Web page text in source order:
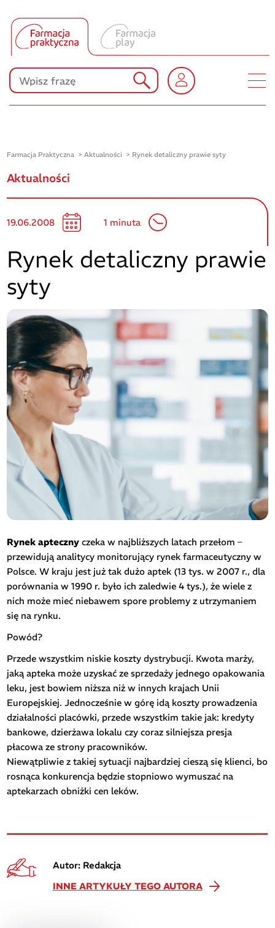
Produkty Polpharmy
KONKURSY
Farmacja Praktyczna Aktualności Rynek detaliczny prawie syty
Aktualności
19.06.2008 1 minuta
Rynek detaliczny prawie
syty
Rynek apteczny czeka w najbliższych latach przełom –
przewidują analitycy monitorujący rynek farmaceutyczny w
Polsce. W kraju jest już tak dużo aptek (13 tys. w 2007 r., dla
porównania w 1990 r. było ich zaledwie 4 tys.), że wiele z
nich może mieć niebawem spore problemy z utrzymaniem
się na rynku.
Powód?
Przede wszystkim niskie koszty dystrybucji. Kwota marży,
jaką apteka może uzyskać ze sprzedaży jednego opakowania
leku, jest bowiem niższa niż w innych krajach Unii
Europejskiej. Jednocześnie w górę idą koszty prowadzenia
działalności placówki, przede wszystkim takie jak: kredyty
bankowe, dzierżawa lokalu czy coraz silniejsza presja
płacowa ze strony pracowników.
Niewątpliwie z takiej sytuacji najbardziej cieszą się klienci, bo
rosnąca konkurencja będzie stopniowo wymuszać na
aptekarzach obniżki cen leków.
Autor: Redakcja
INNE ARTYKUŁY TEGO AUTORA